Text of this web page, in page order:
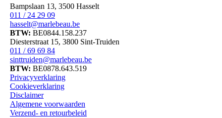
Bampslaan 13, 3500 Hasselt
011 / 24 29 09
hasselt@marlebeau.be
BTW: BE0844.158.237
Diesterstraat 15, 3800 Sint-Truiden
011 / 69 69 84
sinttruiden@marlebeau.be
BTW: BE0878.643.519
Privacyverklaring
Cookieverklaring
Disclaimer
Algemene voorwaarden
Verzend- en retourbeleid